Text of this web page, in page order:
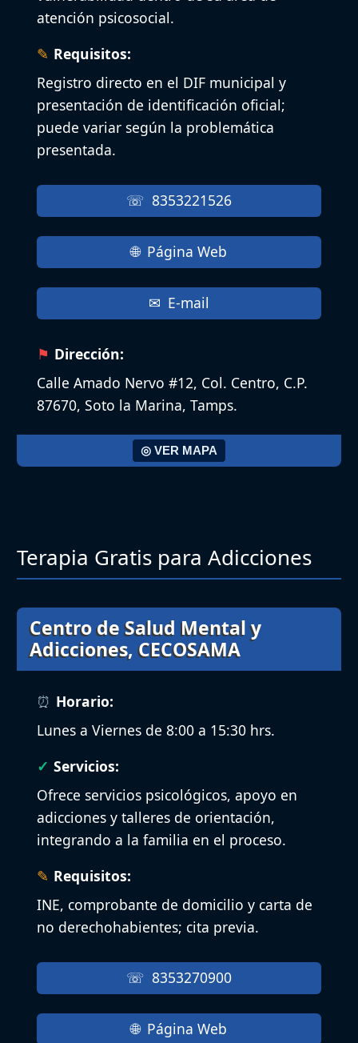
atención psicosocial.
Requisitos:
Registro directo en el DIF municipal y
presentación de identificación oficial;
puede variar según la problemática
presentada.
8353221526
Página Web
E-mail
Dirección:
Calle Amado Nervo #12, Col. Centro, C.P.
87670, Soto la Marina, Tamps.
◎ VER MAPA
Terapia Gratis para Adicciones
Centro de Salud Mental y
Adicciones, CECOSAMA
Horario:
Lunes a Viernes de 8:00 a 15:30 hrs.
Servicios:
Ofrece servicios psicológicos, apoyo en
adicciones y talleres de orientación,
integrando a la familia en el proceso.
Requisitos:
INE, comprobante de domicilio y carta de
no derechohabientes; cita previa.
8353270900
Página Web